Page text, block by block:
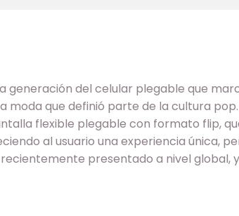
generación del celular plegable que
moda que definió parte de la cultura pop.
flexible plegable con formato flip,
al usuario una experiencia única,
recientemente presentado a nivel global,